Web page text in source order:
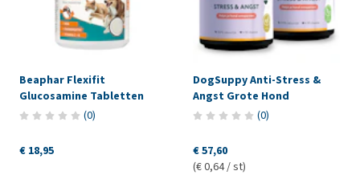
Beaphar Flexifit
Glucosamine Tabletten
(0)
€ 18,95
DogSuppy Anti-Stress &
Angst Grote Hond
(0)
€ 57,60
(€ 0,64 / st)